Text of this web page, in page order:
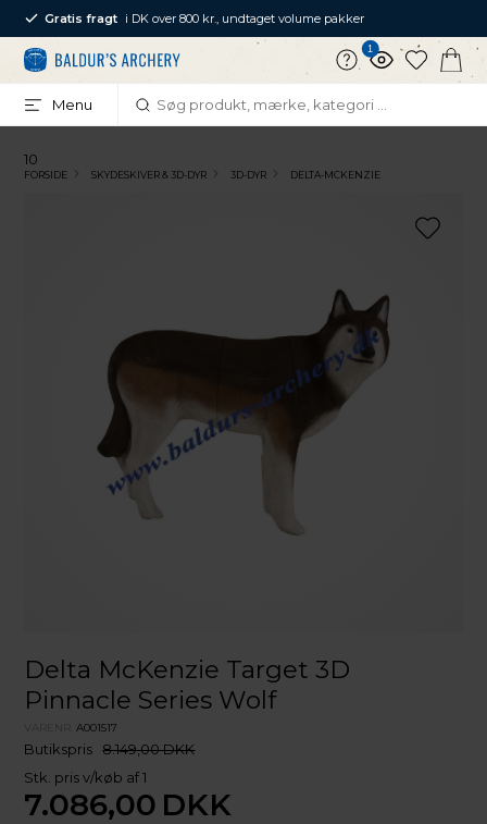
Gratis fragt i DK over 800 kr., undtaget volume pakker
1
Menu
10
FORSIDE SKYDESKIVER & 3D-DYR 3D-DYR DELTA-MCKENZIE
Delta McKenzie Target 3D
Pinnacle Series Wolf
A001517
Butikspris 8.149,00 DKK
Stk. pris v/køb af 1
7.086,00 DKK